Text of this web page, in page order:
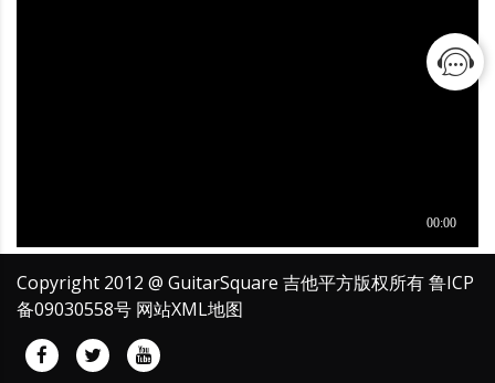
Copyright 2012 @ GuitarSquare 吉他平方版权所有鲁ICP
备09030558号 网站XML地图